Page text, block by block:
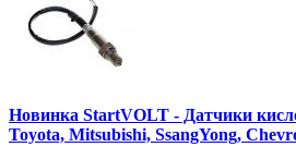
Новинка StartVOLT - Датчики
Toyota, Mitsubishi, SsangYong,